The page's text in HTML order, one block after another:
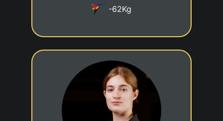
-62Kg
2eme DAN
Date de naissance
20/12/2007